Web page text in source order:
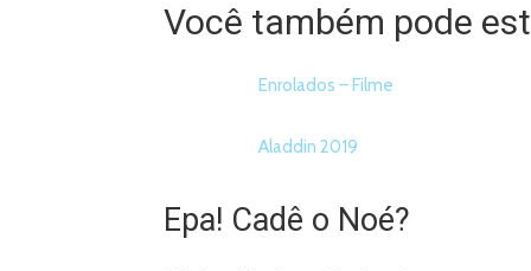
Você também pode
Enrolados – Filme
Aladdin 2019
Epa! Cadê o Noé?